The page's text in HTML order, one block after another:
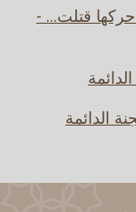
قتلت... -
الدائمة